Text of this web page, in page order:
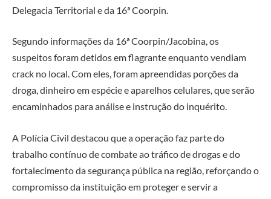
Delegacia Territorial e da 16ª Coorpin.
Segundo informações da 16ª Coorpin/Jacobina, os
suspeitos foram detidos em flagrante enquanto vendiam
crack no local. Com eles, foram apreendidas porções da
droga, dinheiro em espécie e aparelhos celulares, que serão
encaminhados para análise e instrução do inquérito.
A Polícia Civil destacou que a operação faz parte do
trabalho contínuo de combate ao tráfico de drogas e do
fortalecimento da segurança pública na região, reforçando o
compromisso da instituição em proteger e servir a